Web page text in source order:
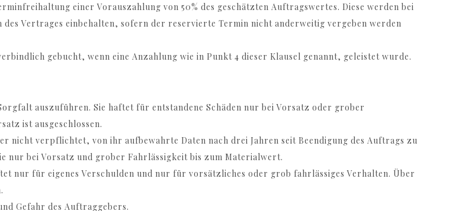
einer Vorauszahlung von 50% des geschätzten Auftragswertes. Diese werden bei
Vertrages einbehalten, sofern der reservierte Termin nicht anderweitig vergeben werden
gebucht, wenn eine Anzahlung wie in Punkt 4 dieser Klausel genannt, geleistet wurde.
auszuführen. Sie haftet für entstandene Schäden nur bei Vorsatz oder grober
ist ausgeschlossen.
nicht verpflichtet, von ihr aufbewahrte Daten nach drei Jahren seit Beendigung des Auftrags zu
nur bei Vorsatz und grober Fahrlässigkeit bis zum Materialwert.
nur für eigenes Verschulden und nur für vorsätzliches oder grob fahrlässiges Verhalten. Über
Gefahr des Auftraggebers.